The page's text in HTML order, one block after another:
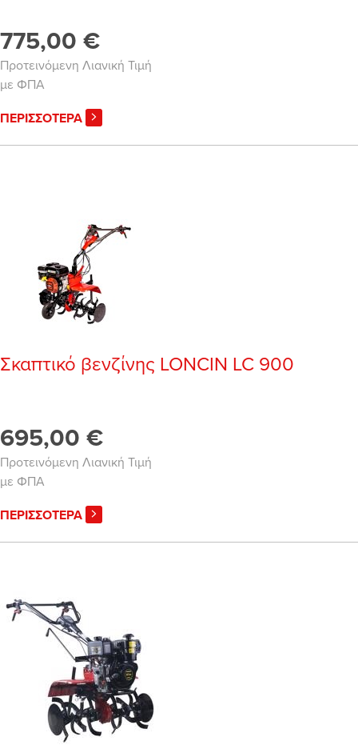
775,00 €
Προτεινόμενη Λιανική Τιμή
με ΦΠΑ
ΠΕΡΙΣΣΟΤΕΡΑ
Σκαπτικό βενζίνης LONCIN LC 900
695,00 €
Προτεινόμενη Λιανική Τιμή
με ΦΠΑ
ΠΕΡΙΣΣΟΤΕΡΑ